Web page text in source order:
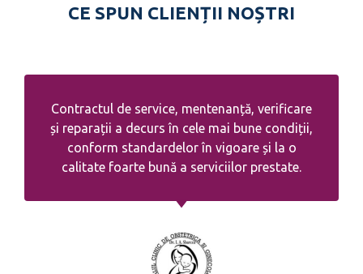
CE SPUN CLIENȚII NOȘTRI
Contractul de service, mentenanță, verificare
și reparații a decurs în cele mai bune condiții,
conform standardelor în vigoare și la o
calitate foarte bună a serviciilor prestate.